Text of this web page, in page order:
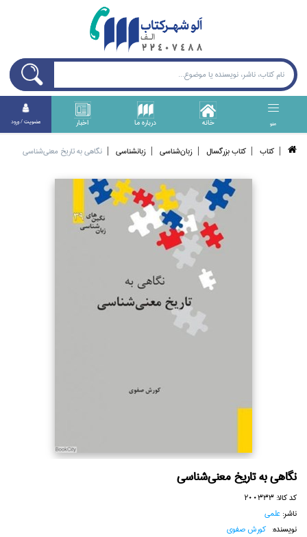
منو خانه درباره ما اخبار عضويت / ورود
كتاب كتاب بزرگسال زبان‌شناسي زبانشناسي نگاهي به تاريخ معني‌شناسي
نگاهي به تاريخ معني‌شناسي
کد کالا:200333
ناشر:علمي
نویسنده: كورش صفوي